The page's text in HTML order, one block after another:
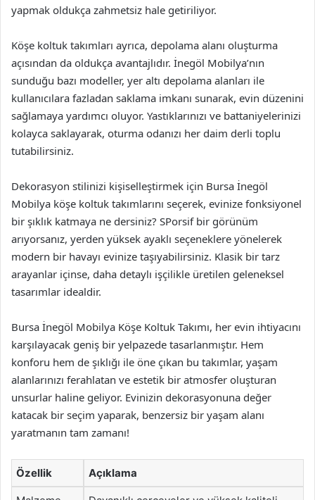
yapmak oldukça zahmetsiz hale getiriliyor.
Köşe koltuk takımları ayrıca, depolama alanı oluşturma
açısından da oldukça avantajlıdır. İnegöl Mobilya’nın
sunduğu bazı modeller, yer altı depolama alanları ile
kullanıcılara fazladan saklama imkanı sunarak, evin düzenini
sağlamaya yardımcı oluyor. Yastıklarınızı ve battaniyelerinizi
kolayca saklayarak, oturma odanızı her daim derli toplu
tutabilirsiniz.
Dekorasyon stilinizi kişiselleştirmek için Bursa İnegöl
Mobilya köşe koltuk takımlarını seçerek, evinize fonksiyonel
bir şıklık katmaya ne dersiniz? SPorsif bir görünüm
arıyorsanız, yerden yüksek ayaklı seçeneklere yönelerek
modern bir havayı evinize taşıyabilirsiniz. Klasik bir tarz
arayanlar içinse, daha detaylı işçilikle üretilen geleneksel
tasarımlar idealdir.
Bursa İnegöl Mobilya Köşe Koltuk Takımı, her evin ihtiyacını
karşılayacak geniş bir yelpazede tasarlanmıştır. Hem
konforu hem de şıklığı ile öne çıkan bu takımlar, yaşam
alanlarınızı ferahlatan ve estetik bir atmosfer oluşturan
unsurlar haline geliyor. Evinizin dekorasyonuna değer
katacak bir seçim yaparak, benzersiz bir yaşam alanı
yaratmanın tam zamanı!
Özellik Açıklama